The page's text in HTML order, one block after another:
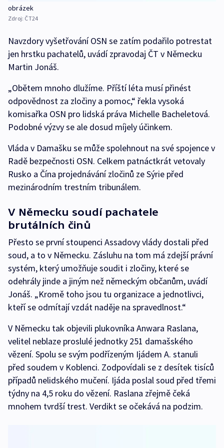
obrázek
Zdroj: ČT24
Navzdory vyšetřování OSN se zatím podařilo potrestat
jen hrstku pachatelů, uvádí zpravodaj ČT v Německu
Martin Jonáš.
„Obětem mnoho dlužíme. Příští léta musí přinést
odpovědnost za zločiny a pomoc,“ řekla vysoká
komisařka OSN pro lidská práva Michelle Bacheletová.
Podobné výzvy se ale dosud míjely účinkem.
Vláda v Damašku se může spolehnout na své spojence v
Radě bezpečnosti OSN. Celkem patnáctkrát vetovaly
Rusko a Čína projednávání zločinů ze Sýrie před
mezinárodním trestním tribunálem.
V Německu soudí pachatele
brutálních činů
Přesto se první stoupenci Assadovy vlády dostali před
soud, a to v Německu. Zásluhu na tom má zdejší právní
systém, který umožňuje soudit i zločiny, které se
odehrály jinde a jiným než německým občanům, uvádí
Jonáš. „Kromě toho jsou tu organizace a jednotlivci,
kteří se odmítají vzdát naděje na spravedlnost.“
V Německu tak objevili plukovníka Anwara Raslana,
velitel neblaze proslulé jednotky 251 damašského
vězení. Spolu se svým podřízeným Ijádem A. stanuli
před soudem v Koblenci. Zodpovídali se z desítek tisíců
případů nelidského mučení. Ijáda poslal soud před třemi
týdny na 4,5 roku do vězení. Raslana zřejmě čeká
mnohem tvrdší trest. Verdikt se očekává na podzim.